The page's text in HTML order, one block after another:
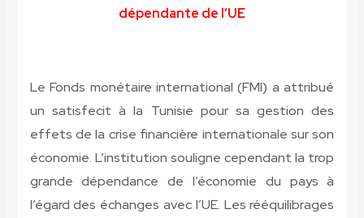
dépendante de l’UE
Le Fonds monétaire international (FMI) a attribué
un satisfecit à la Tunisie pour sa gestion des
effets de la crise financière internationale sur son
économie. L’institution souligne cependant la trop
grande dépendance de l’économie du pays à
l’égard des échanges avec l’UE. Les rééquilibrages